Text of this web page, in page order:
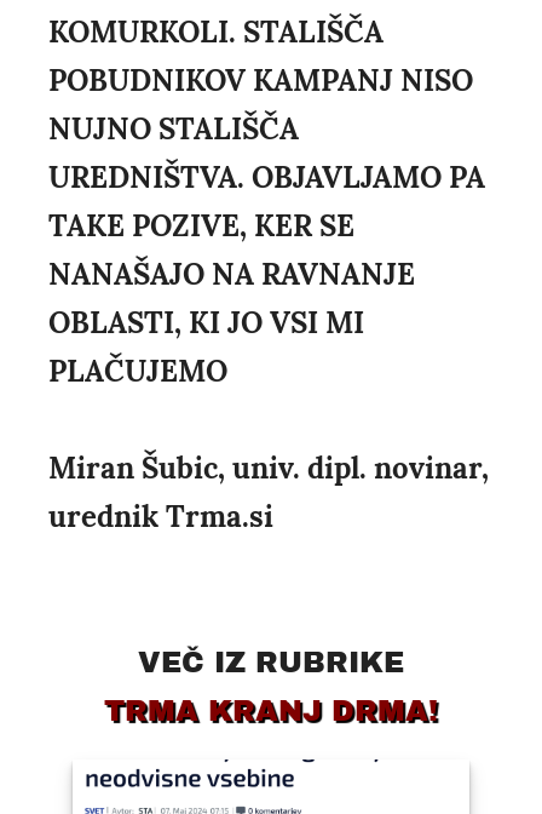
KOMURKOLI. STALIŠČA
POBUDNIKOV KAMPANJ NISO
NUJNO STALIŠČA
UREDNIŠTVA. OBJAVLJAMO PA
TAKE POZIVE, KER SE
NANAŠAJO NA RAVNANJE
OBLASTI, KI JO VSI MI
PLAČUJEMO
Miran Šubic, univ. dipl. novinar,
urednik Trma.si
VEČ IZ RUBRIKE
TRMA KRANJ DRMA!